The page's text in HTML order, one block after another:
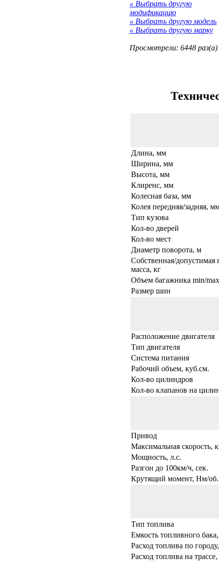
« Выбрать другую
модификацию
« Выбрать другую модель
« Выбрать другую марку
Просмотрели: 6448 раз(а)
Длина, мм
Ширина, мм
Высота, мм
Клиренс, мм
Колесная база, мм
Колея передняя/задняя,
Тип кузова
Кол-во дверей
Кол-во мест
Диаметр поворота, м
Собственная/допустимая
масса, кг
Объем багажника min/
Размер шин
Расположение двигателя
Тип двигателя
Система питания
Рабочий объем, куб.см.
Кол-во цилиндров
Кол-во клапанов на
Привод
Максимальная скорость,
Мощность, л.с.
Разгон до 100км/ч, сек.
Крутящий момент, Нм/
Тип топлива
Емкость топливного
Расход топлива по
Расход топлива на